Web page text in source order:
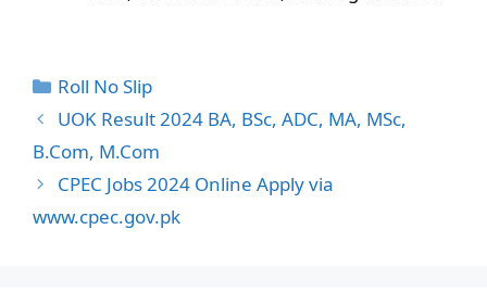
Categories
Roll No Slip
UOK Result 2024 BA, BSc, ADC, MA, MSc,
B.Com, M.Com
CPEC Jobs 2024 Online Apply via
www.cpec.gov.pk